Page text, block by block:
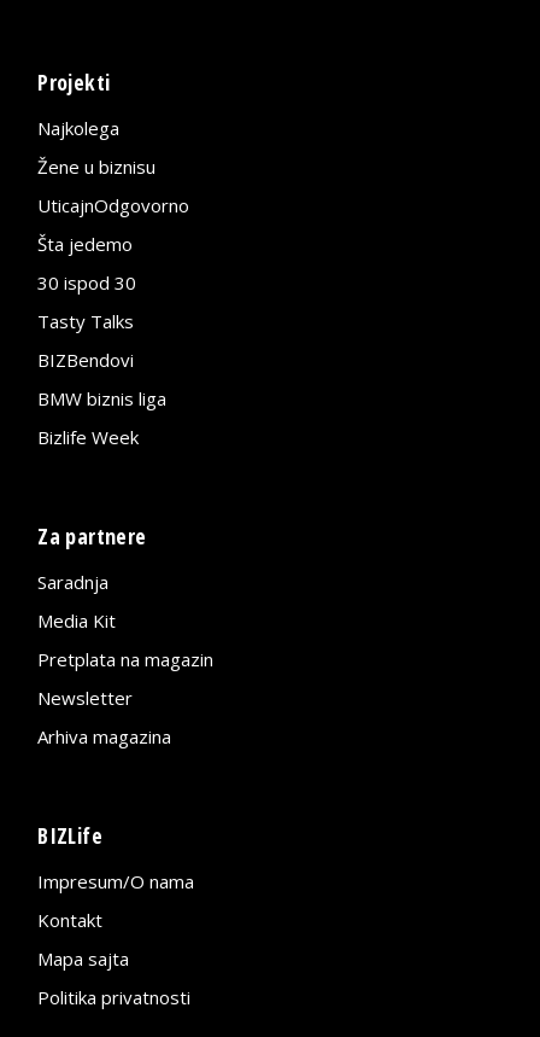
Projekti
Najkolega
Žene u biznisu
UticajnOdgovorno
Šta jedemo
30 ispod 30
Tasty Talks
BIZBendovi
BMW biznis liga
Bizlife Week
Za partnere
Saradnja
Media Kit
Pretplata na magazin
Newsletter
Arhiva magazina
BIZLife
Impresum/O nama
Kontakt
Mapa sajta
Politika privatnosti